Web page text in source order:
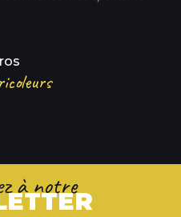
à notre